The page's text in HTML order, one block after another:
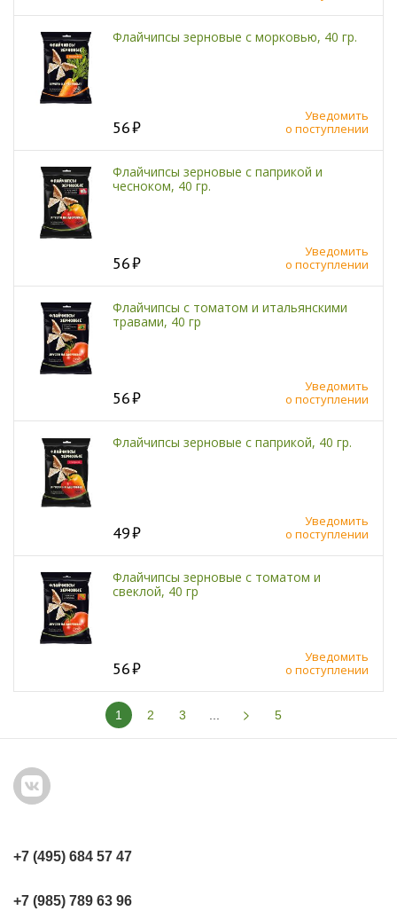
Флайчипсы зерновые с морковью, 40 гр.
56
Уведомить
о поступлении
Флайчипсы зерновые с паприкой и
чесноком, 40 гр.
56
Уведомить
о поступлении
Флайчипсы с томатом и итальянскими
травами, 40 гр
56
Уведомить
о поступлении
Флайчипсы зерновые с паприкой, 40 гр.
49
Уведомить
о поступлении
Флайчипсы зерновые с томатом и
свеклой, 40 гр
56
Уведомить
о поступлении
1 2 3 5
+7 (495) 684 57 47
+7 (985) 789 63 96